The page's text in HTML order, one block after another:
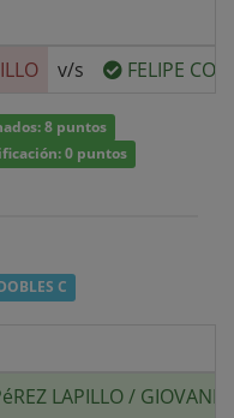
v/s FELIPE
8 puntos
0 puntos
C
LAPILLO/